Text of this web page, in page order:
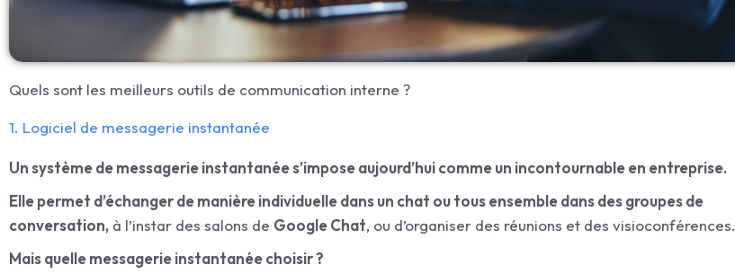
Quels sont les meilleurs outils de communication interne ?
1. Logiciel de messagerie instantanée
Un système de messagerie instantanée s’impose aujourd’hui comme un incontournable en entreprise.
Elle permet d’échanger de manière individuelle dans un chat ou tous ensemble dans des groupes de
conversation, à l’instar des salons de Google Chat, ou d’organiser des réunions et des visioconférences.
Mais quelle messagerie instantanée choisir ?